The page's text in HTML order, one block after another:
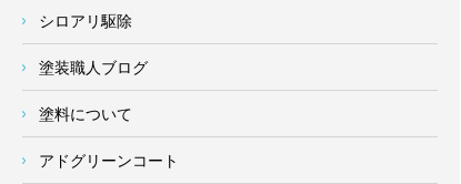
シロアリ駆除
塗装職人ブログ
塗料について
アドグリーンコート